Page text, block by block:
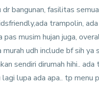
bangunan, fasilitas
trampolin,
pas musim hujan juga,
udh include bf sih ya
sendiri dirumah hihi..
lupa ada apa.. tp menu